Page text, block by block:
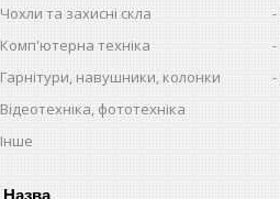
Чохли та захисні скла
Комп'ютерна техніка
Гарнітури, навушники, колонки
Відеотехніка, фототехніка
Інше